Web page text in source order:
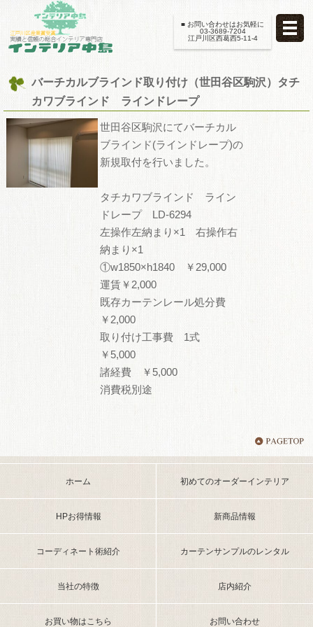
■ お問い合わせはお気軽に
03-3689-7204
江戸川区西葛西5-11-4
バーチカルブラインド取り付け（世田谷区駒沢）タチ
カワブラインド ラインドレープ
世田谷区駒沢にてバーチカル
ブラインド(ラインドレープ)の
新規取付を行いました。
タチカワブラインド ライン
ドレープ LD-6294
左操作左納まり×1 右操作右
納まり×1
①w1850×h1840 ￥29,000
運賃￥2,000
既存カーテンレール処分費
￥2,000
取り付け工事費 1式
￥5,000
諸経費 ￥5,000
消費税別途
ホーム 初めてのオーダーインテリア
HPお得情報 新商品情報
コーディネート術紹介 カーテンサンプルのレンタル
当社の特徴 店内紹介
お買い物はこちら お問い合わせ